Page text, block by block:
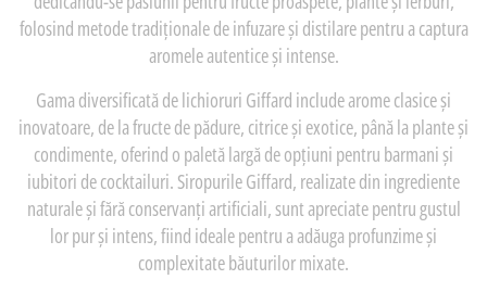
folosind metode tradiționale de infuzare și distilare pentru a captura
aromele autentice și intense.
Gama diversificată de lichioruri Giffard include arome clasice și
inovatoare, de la fructe de pădure, citrice și exotice, până la plante și
condimente, oferind o paletă largă de opțiuni pentru barmani și
iubitori de cocktailuri. Siropurile Giffard, realizate din ingrediente
naturale și fără conservanți artificiali, sunt apreciate pentru gustul
lor pur și intens, fiind ideale pentru a adăuga profunzime și
complexitate băuturilor mixate.